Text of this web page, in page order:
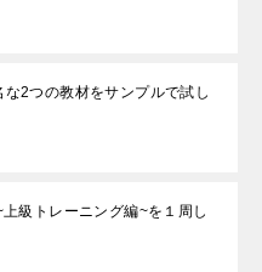
2つの教材をサンプルで試し
級トレーニング編~を１周し